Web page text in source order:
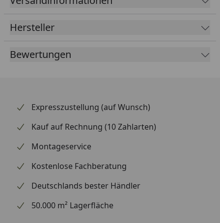
ansprechend gestaltet und wertet die Optik deines
Materialstärke bleibt das Gewicht niedrig, ohne
Einbußen bei der Haltbarkeit. Supersprox zählt
weltweit zu den renommiertesten Marken für
Hersteller
Bewertungen
Expresszustellung (auf Wunsch)
Kauf auf Rechnung (10 Zahlarten)
Montageservice
Kostenlose Fachberatung
Deutschlands bester Händler
50.000 m² Lagerfläche